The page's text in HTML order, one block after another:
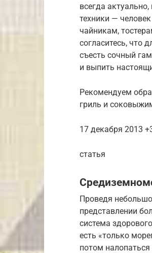
всегда
техники —
чайникам,
согласитесь, что
съесть сочный
и выпить
Рекомендуем
гриль и
17 декабря 2013
статья
Проведя
представлении
система
есть «только
потом налопаться